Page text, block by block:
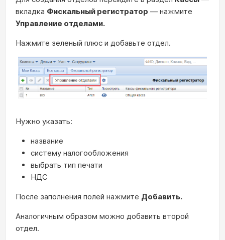
вкладка Фискальный регистратор — нажмите
Управление отделами.
Нажмите зеленый плюс и добавьте отдел.
Нужно указать:
название
систему налогообложения
выбрать тип печати
НДС
После заполнения полей нажмите Добавить.
Аналогичным образом можно добавить второй
отдел.